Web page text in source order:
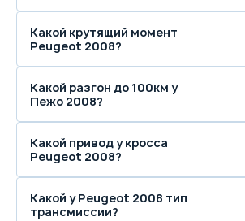
Какой крутящий момент
Peugeot 2008?
Какой разгон до 100км у
Пежо 2008?
Какой привод у кросса
Peugeot 2008?
Какой у Peugeot 2008 тип
трансмиссии?